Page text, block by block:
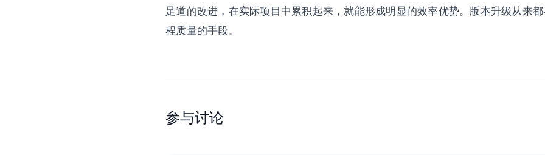
足道的改进，在实际项目中累积起来，就能形成明显的效率优势。版本升级从来
程质量的手段。
参与讨论